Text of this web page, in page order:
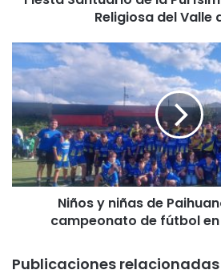
r
i
o
d
e
l
a
P
u
m
Religiosa del Valle
N
i
ñ
o
s
y
n
ñ
P
Niños y niñas de
campeonato de fútbol
Publicaciones relacionadas